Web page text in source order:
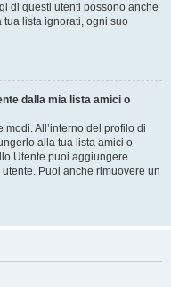
di questi utenti possono anche
lista ignorati, ogni suo
dalla mia lista amici o
All’interno del profilo di
alla tua lista amici o
Utente puoi aggiungere
Puoi anche rimuovere un